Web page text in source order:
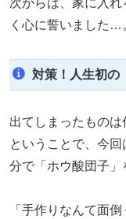
く心に誓いました…
対策！人生初の
出てしまったものは
ということで、今
分で「ホウ酸団子」
「手作りなんて面